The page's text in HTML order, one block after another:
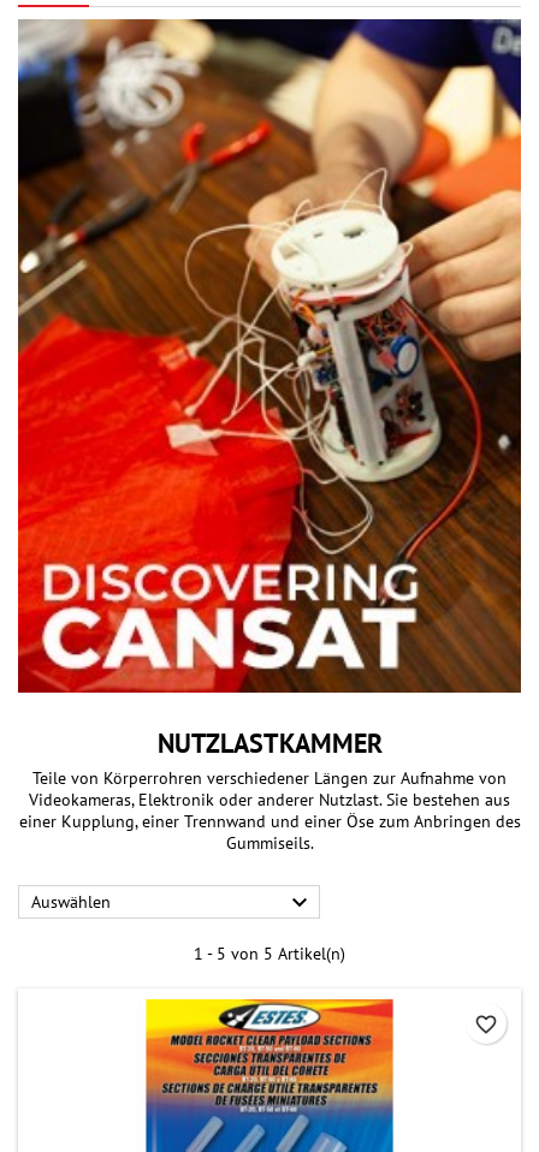
NUTZLASTKAMMER
Teile von Körperrohren verschiedener Längen zur Aufnahme von
Videokameras, Elektronik oder anderer Nutzlast. Sie bestehen aus
einer Kupplung, einer Trennwand und einer Öse zum Anbringen des
Gummiseils.
Auswählen 
1 - 5 von 5 Artikel(n)
favorite_border